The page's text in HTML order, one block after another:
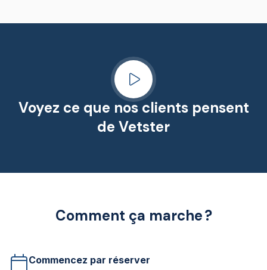
Voyez ce que nos clients pensent
de Vetster
Comment ça marche ?
Commencez par réserver